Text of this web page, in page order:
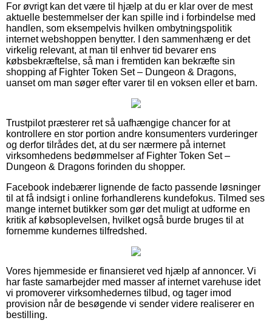
For øvrigt kan det være til hjælp at du er klar over de mest
aktuelle bestemmelser der kan spille ind i forbindelse med
handlen, som eksempelvis hvilken ombytningspolitik
internet webshoppen benytter. I den sammenhæng er det
virkelig relevant, at man til enhver tid bevarer ens
købsbekræftelse, så man i fremtiden kan bekræfte sin
shopping af Fighter Token Set – Dungeon & Dragons,
uanset om man søger efter varer til en voksen eller et barn.
Trustpilot præsterer ret så uafhængige chancer for at
kontrollere en stor portion andre konsumenters vurderinger
og derfor tilrådes det, at du ser nærmere på internet
virksomhedens bedømmelser af Fighter Token Set –
Dungeon & Dragons forinden du shopper.
Facebook indebærer lignende de facto passende løsninger
til at få indsigt i online forhandlerens kundefokus. Tilmed ses
mange internet butikker som gør det muligt at udforme en
kritik af købsoplevelsen, hvilket også burde bruges til at
fornemme kundernes tilfredshed.
Vores hjemmeside er finansieret ved hjælp af annoncer. Vi
har faste samarbejder med masser af internet varehuse idet
vi promoverer virksomhedernes tilbud, og tager imod
provision når de besøgende vi sender videre realiserer en
bestilling.